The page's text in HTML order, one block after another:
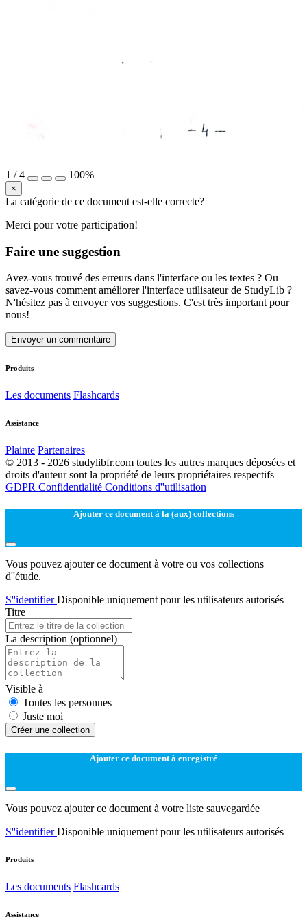
1 /4 100%
×
La catégorie de ce document est-elle correcte?
Merci pour votre participation!
Faire une suggestion
Avez-vous trouvé des erreurs dans l'interface ou les textes ? Ou
savez-vous comment améliorer l'interface utilisateur de StudyLib ?
N'hésitez pas à envoyer vos suggestions. C'est très important pour
nous!
Envoyer un commentaire
Produits
Les documents Flashcards
Assistance
Plainte Partenaires
© 2013 - 2026 studylibfr.com toutes les autres marques déposées et
droits d'auteur sont la propriété de leurs propriétaires respectifs
GDPR Confidentialité Conditions d''utilisation
Ajouter ce document à la (aux) collections
Vous pouvez ajouter ce document à votre ou vos collections
d''étude.
S''identifierDisponible uniquement pour les utilisateurs autorisés
Titre
La description (optionnel)
Visible à
Toutes les personnes
Juste moi
Créer une collection
Ajouter ce document à enregistré
Vous pouvez ajouter ce document à votre liste sauvegardée
S''identifierDisponible uniquement pour les utilisateurs autorisés
Produits
Les documents Flashcards
Assistance